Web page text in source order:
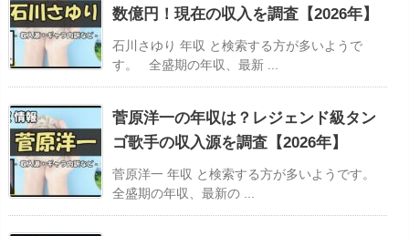
数億円！現在の収入を調査【2026年】
石川さゆり 年収 と検索する方が多いようで
す。 全盛期の年収、最新 ...
菅原洋一の年収は？レジェンド級タン
ゴ歌手の収入源を調査【2026年】
菅原洋一 年収 と検索する方が多いようです。
全盛期の年収、最新の ...